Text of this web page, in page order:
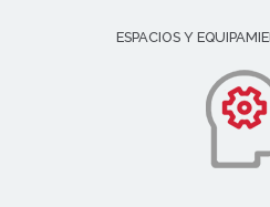
ESPACIOS Y